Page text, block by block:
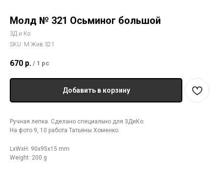
Молд № 321 Осьминог большой
3Д и Ко
SKU: М Жив 321
670 р. / 1 pc
Добавить в корзину
Ручная лепка. Сделано специально для 3ДиКо.
На фото 9, 10 работа Татьяны Хоменко.
LxWxH: 90x95x15 mm
Weight: 200 g